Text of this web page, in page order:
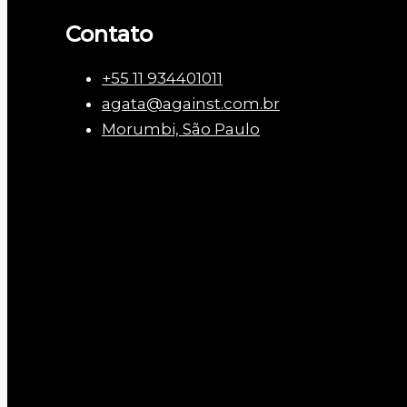
Contato
+55 11 934401011
agata@against.com.br
Morumbi, São Paulo